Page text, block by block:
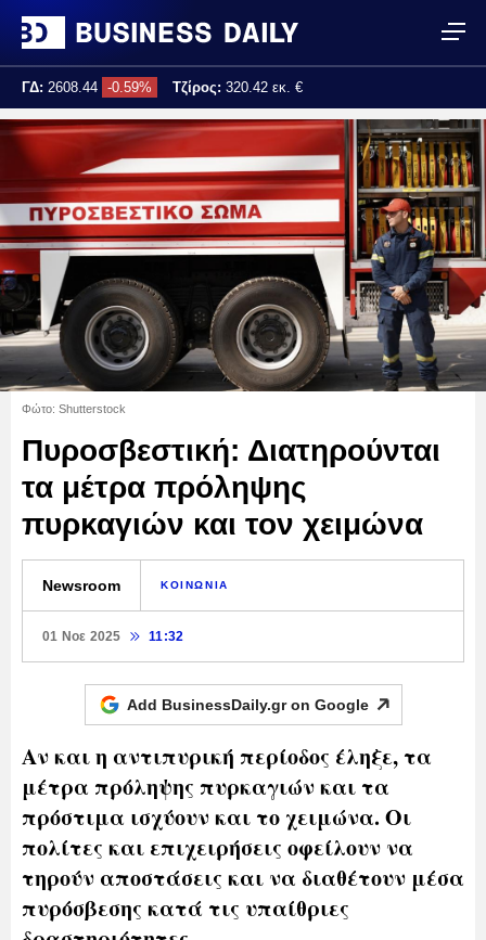
ΓΔ: 2608.44 -0.59% Τζίρος: 320.42 εκ. €
Τελ. ενημέρωση: 17:25:02
Φώτο: Shutterstock
Πυροσβεστική: Διατηρούνται
τα μέτρα πρόληψης
πυρκαγιών και τον χειμώνα
Newsroom ΚΟΙΝΩΝΙΑ
01 Νοε 2025 11:32
Add BusinessDaily.gr on Google
Αν και η αντιπυρική περίοδος έληξε, τα
μέτρα πρόληψης πυρκαγιών και τα
πρόστιμα ισχύουν και το χειμώνα. Οι
πολίτες και επιχειρήσεις οφείλουν να
τηρούν αποστάσεις και να διαθέτουν μέσα
πυρόσβεσης κατά τις υπαίθριες